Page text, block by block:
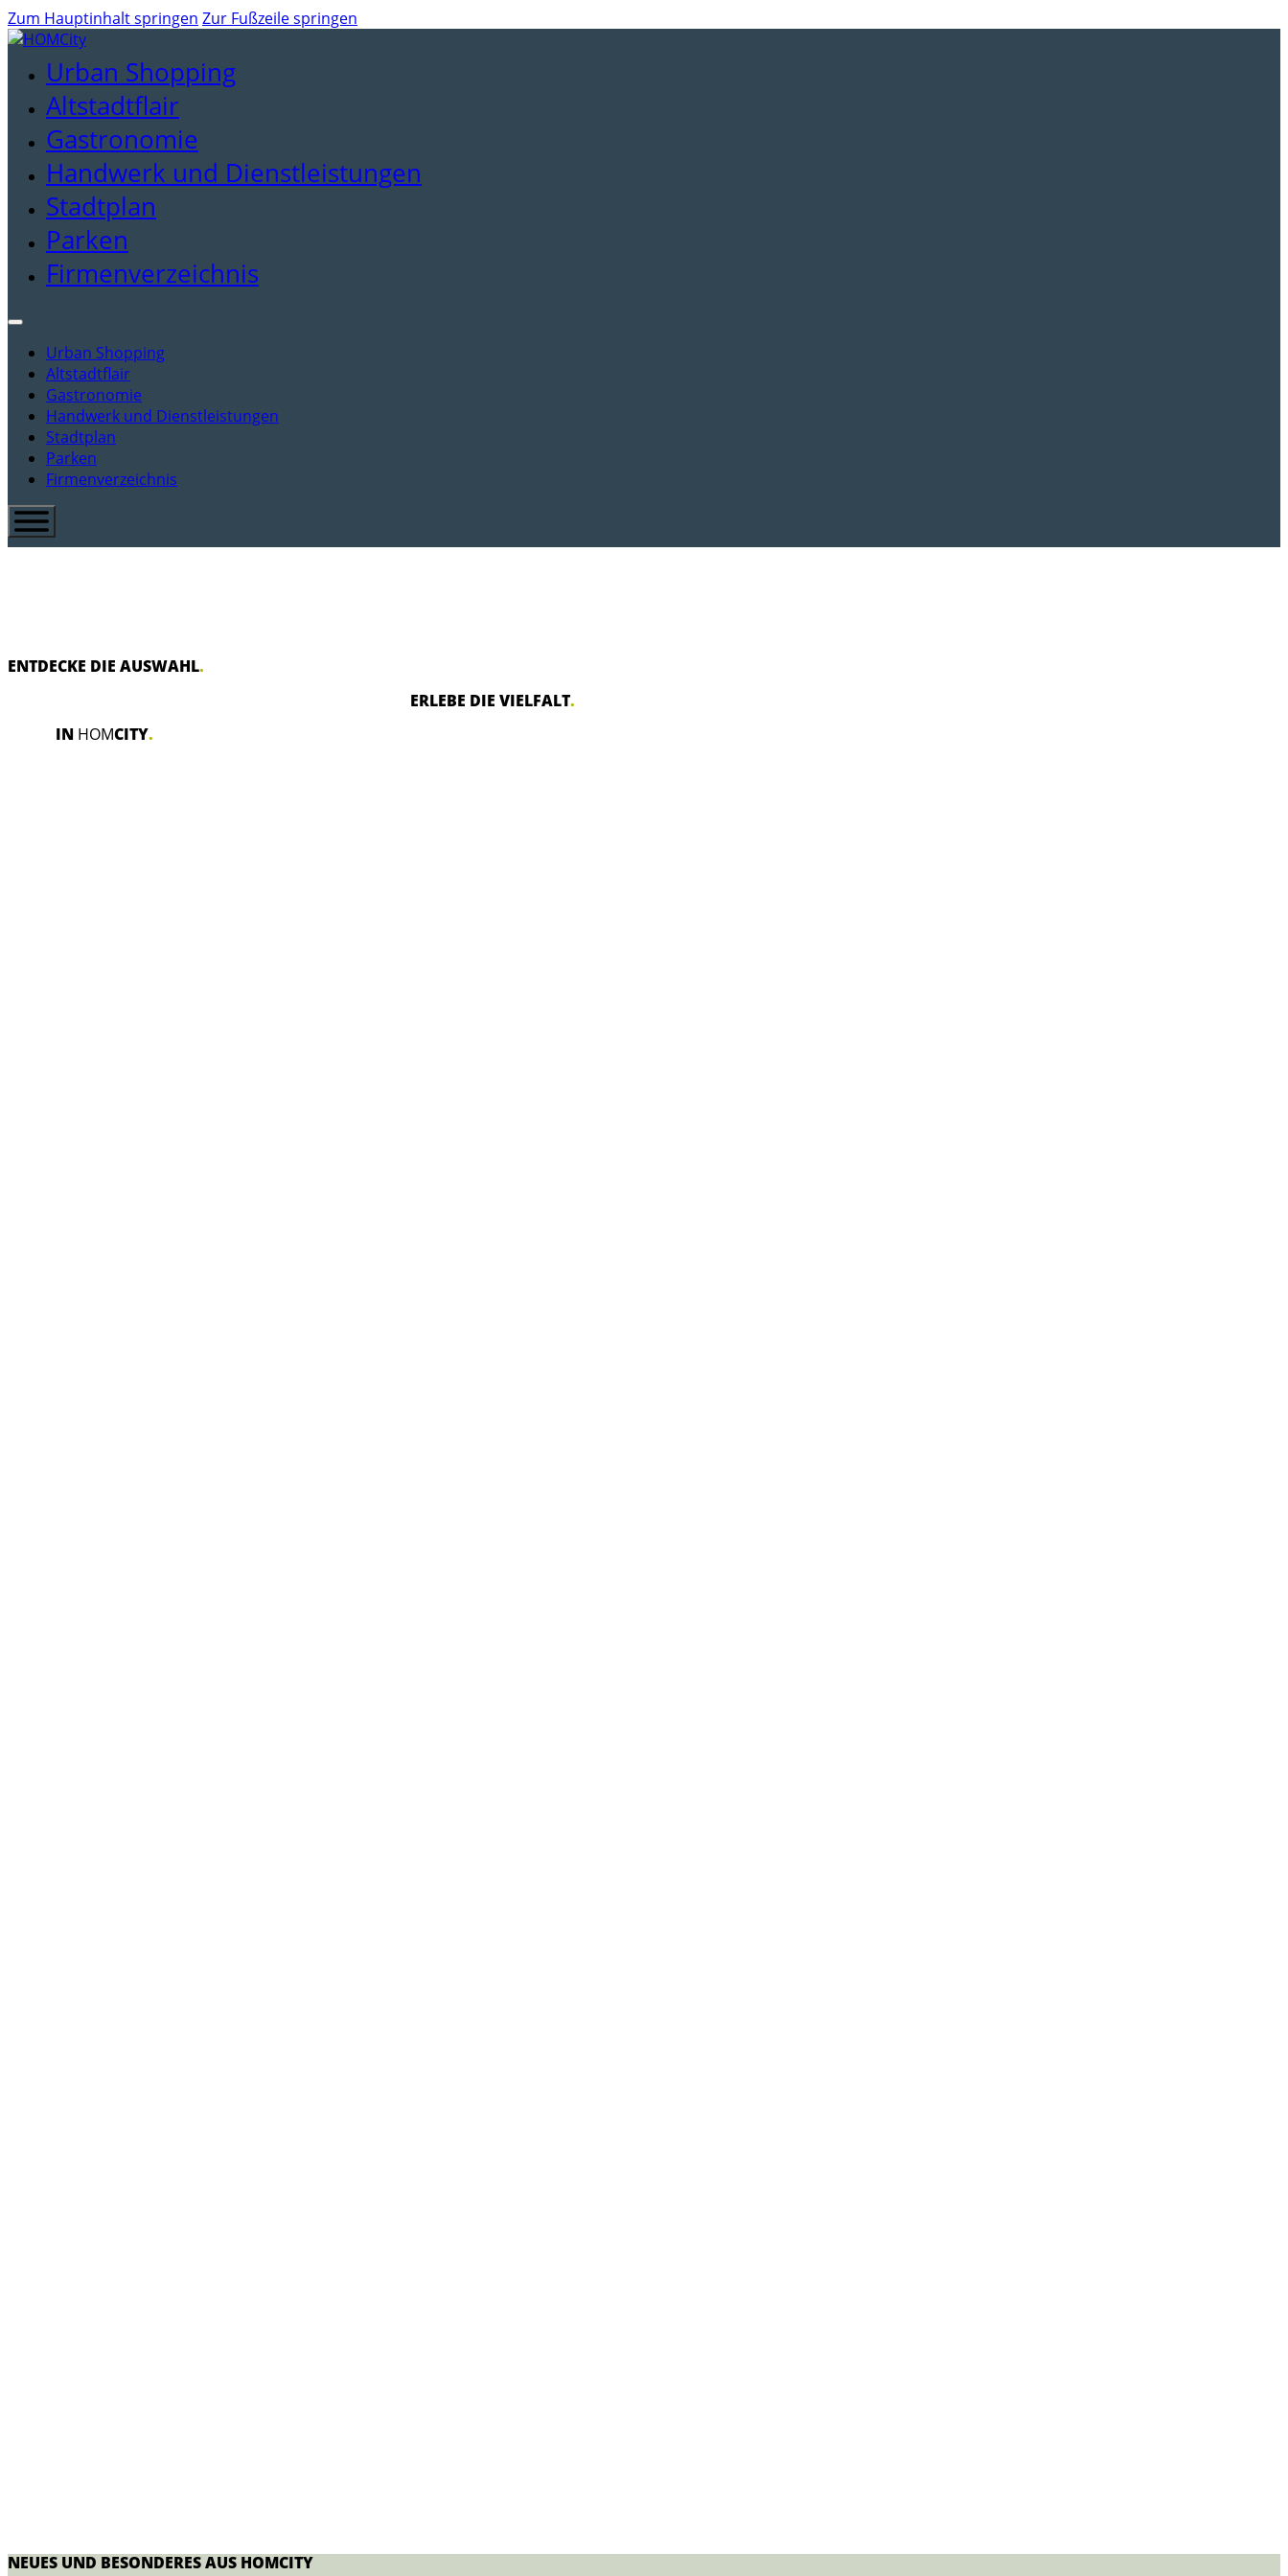
Zum Hauptinhalt springen Zur Fußzeile springen
Urban Shopping
Altstadtflair
Gastronomie
Handwerk und Dienstleistungen
Stadtplan
Parken
Firmenverzeichnis
Urban Shopping
Altstadtflair
Gastronomie
Handwerk und Dienstleistungen
Stadtplan
Parken
Firmenverzeichnis
ENTDECKE DIE AUSWAHL.
ERLEBE DIE VIELFALT.
IN HOMCITY.
NEUES UND BESONDERES AUS HOMCITY